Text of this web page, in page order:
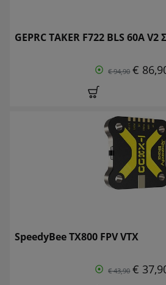
GEPRC TAKER F722 BLS 60A
€ 94,90 €
SpeedyBee TX800 FPV VTX
€ 43,90 €